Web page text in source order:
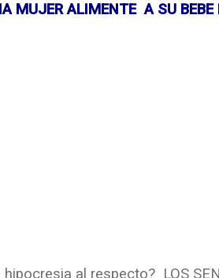
MUJER ALIMENTE A SU BEBE
al respecto? LOS